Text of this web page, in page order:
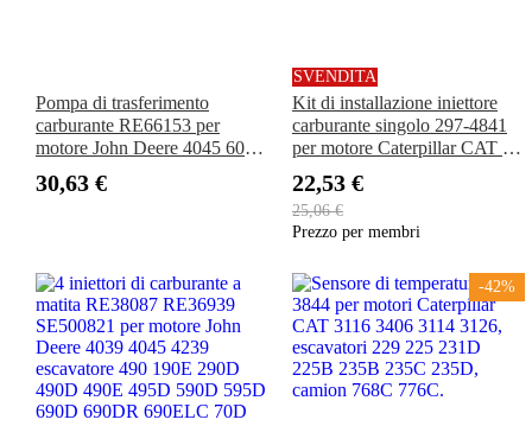
Pompa di trasferimento
carburante RE66153 per
motore John Deere 4045 6068
444H 450G 455G 550G 555G
30,63 €
SVENDITA
Kit di installazione iniettore
carburante singolo 297-4841
per motore Caterpillar CAT C7
980M 950H 962H 972L
972M 966E 966D 966F 966M
966L 982M
22,53 €
25,06 €
Prezzo per membri
-42%